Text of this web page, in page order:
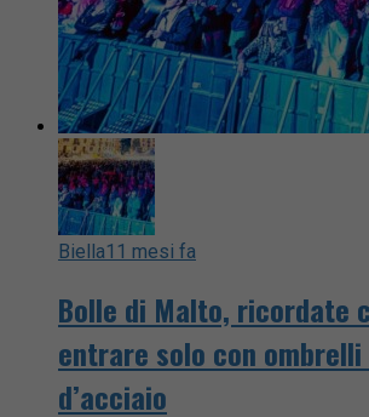
Biella11 mesi fa
Bolle di Malto, ricordate
entrare solo con ombrelli
d’acciaio